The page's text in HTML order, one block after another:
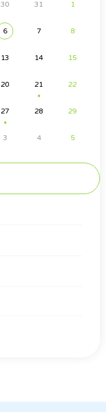
30 31 1
6 7 8
13 14 15
20 21
●
22
27
●
28 29
3 4 5